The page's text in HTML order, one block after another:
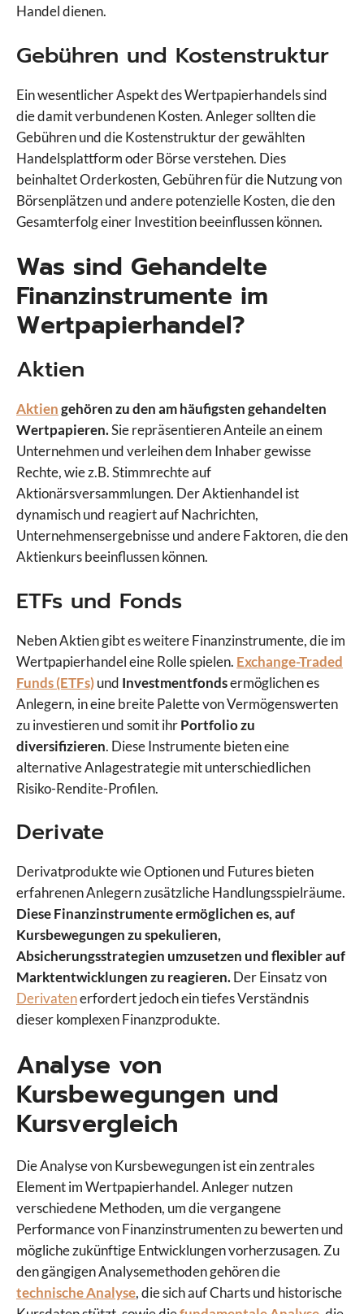
Handel dienen.
Gebühren und Kostenstruktur
Ein wesentlicher Aspekt des Wertpapierhandels sind
die damit verbundenen Kosten. Anleger sollten die
Gebühren und die Kostenstruktur der gewählten
Handelsplattform oder Börse verstehen. Dies
beinhaltet Orderkosten, Gebühren für die Nutzung von
Börsenplätzen und andere potenzielle Kosten, die den
Gesamterfolg einer Investition beeinflussen können.
Was sind Gehandelte
Finanzinstrumente im
Wertpapierhandel?
Aktien
Aktiengehören zu den am häufigsten gehandelten
Wertpapieren.Sie repräsentieren Anteile an einem
Unternehmen und verleihen dem Inhaber gewisse
Rechte, wie z.B. Stimmrechte auf
Aktionärsversammlungen. Der Aktienhandel ist
dynamisch und reagiert auf Nachrichten,
Unternehmensergebnisse und andere Faktoren, die den
Aktienkurs beeinflussen können.
ETFs und Fonds
Neben Aktien gibt es weitere Finanzinstrumente, die im
Wertpapierhandel eine Rolle spielen. Exchange-Traded
Funds (ETFs)und Investmentfondsermöglichen es
Anlegern, in eine breite Palette von Vermögenswerten
zu investieren und somit ihrPortfolio zu
diversifizieren. Diese Instrumente bieten eine
alternative Anlagestrategie mit unterschiedlichen
Risiko-Rendite-Profilen.
Derivate
Derivatprodukte wie Optionen und Futures bieten
erfahrenen Anlegern zusätzliche Handlungsspielräume.
Diese Finanzinstrumente ermöglichen es, auf
Kursbewegungen zu spekulieren,
Absicherungsstrategien umzusetzen und flexibler auf
Marktentwicklungen zu reagieren.Der Einsatz von
Derivatenerfordert jedoch ein tiefes Verständnis
dieser komplexen Finanzprodukte.
Analyse von
Kursbewegungen und
Kursvergleich
Die Analyse von Kursbewegungen ist ein zentrales
Element im Wertpapierhandel. Anleger nutzen
verschiedene Methoden, um die vergangene
Performance von Finanzinstrumenten zu bewerten und
mögliche zukünftige Entwicklungen vorherzusagen. Zu
den gängigen Analysemethoden gehören die
technische Analyse, die sich auf Charts und historische